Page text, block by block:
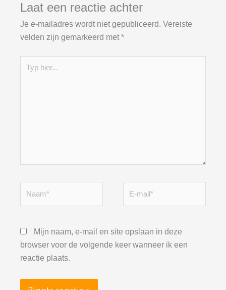
Laat een reactie achter
Je e-mailadres wordt niet gepubliceerd. Vereiste
velden zijn gemarkeerd met *
Mijn naam, e-mail en site opslaan in deze
browser voor de volgende keer wanneer ik een
reactie plaats.